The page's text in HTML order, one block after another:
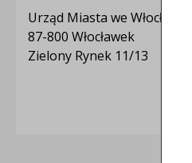
Urząd Miasta we Włocławku
87-800 Włocławek
Zielony Rynek 11/13